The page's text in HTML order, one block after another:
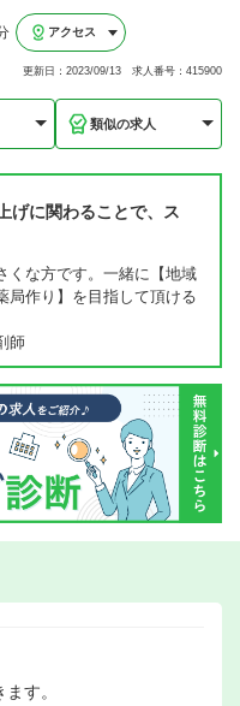
アクセス
更新日：2023/09/13 求人番号：415900
類似の求人
げに関わることで、ス
くな方です。一緒に【地域
局作り】を目指して頂ける
師
す。